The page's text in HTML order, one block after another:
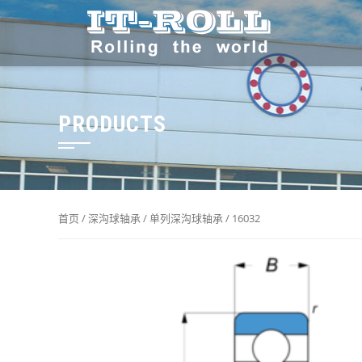
PRODUCTS
首页 /深沟球轴承/单列深沟球轴承/ 16032